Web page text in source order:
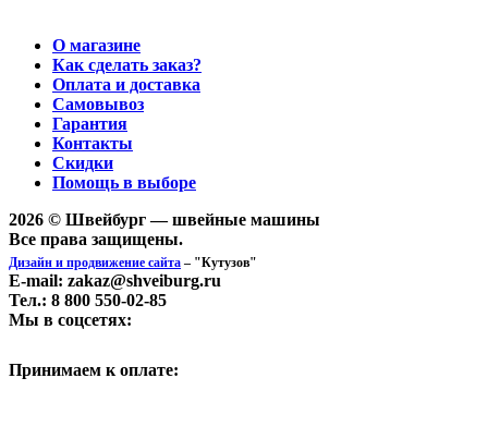
О магазине
Как сделать заказ?
Оплата и доставка
Самовывоз
Гарантия
Контакты
Скидки
Помощь в выборе
2026 © Швейбург — швейные машины
Все права защищены.
Дизайн и продвижение сайта – "Кутузов"
E-mail: zakaz@shveiburg.ru
Тел.: 8 800 550-02-85
Мы в соцсетях:
Принимаем к оплате: